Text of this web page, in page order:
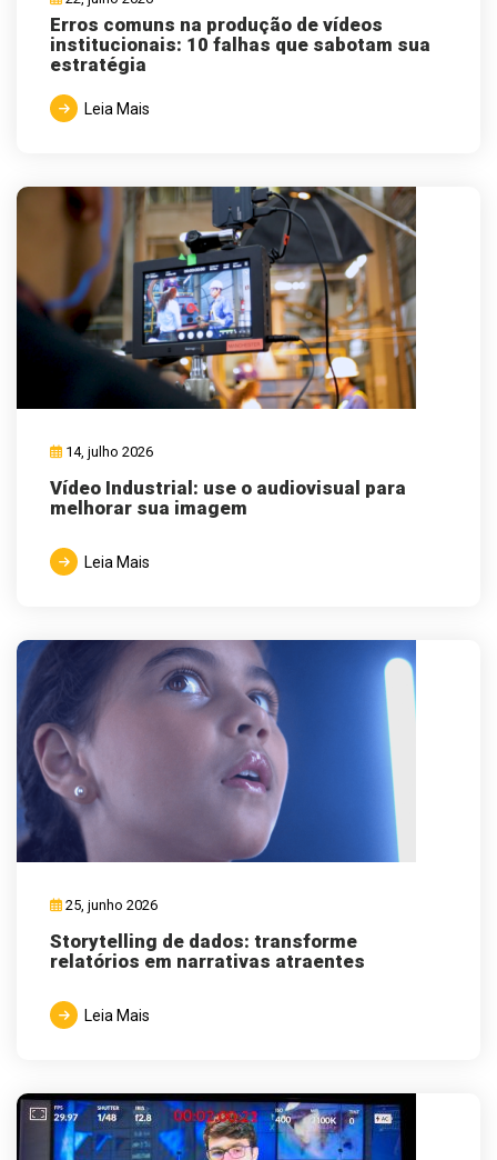
Erros comuns na produção de vídeos
institucionais: 10 falhas que sabotam sua
estratégia
Leia Mais
14, julho 2026
Vídeo Industrial: use o audiovisual para
melhorar sua imagem
Leia Mais
25, junho 2026
Storytelling de dados: transforme
relatórios em narrativas atraentes
Leia Mais